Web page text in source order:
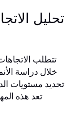
تحليل
تتطلب
خلال دراسة
تحديد مستويات
تعد هذه